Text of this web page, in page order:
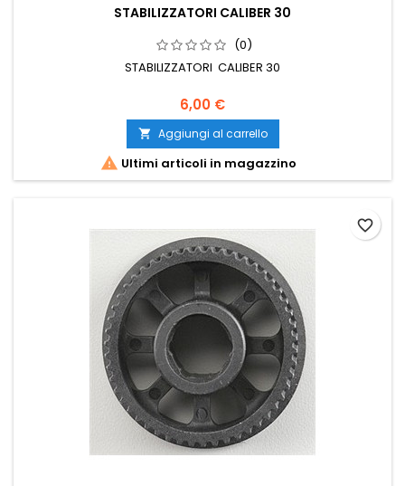
STABILIZZATORI CALIBER 30
(0)
STABILIZZATORI CALIBER 30
6,00 €
 Aggiungi al carrello
 Ultimi articoli in magazzino
favorite_border